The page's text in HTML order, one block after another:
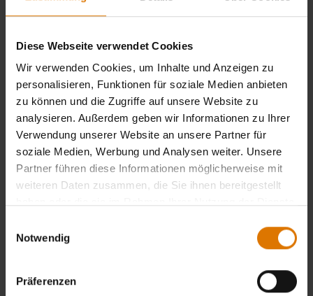
Diese Webseite verwendet Cookies
Wir verwenden Cookies, um Inhalte und Anzeigen zu
personalisieren, Funktionen für soziale Medien anbieten
zu können und die Zugriffe auf unsere Website zu
analysieren. Außerdem geben wir Informationen zu Ihrer
Verwendung unserer Website an unsere Partner für
soziale Medien, Werbung und Analysen weiter. Unsere
Partner führen diese Informationen möglicherweise mit
weiteren Daten zusammen, die Sie ihnen bereitgestellt
Notwendig
Präferenzen
Passend für Weber® Slate® GP Premium
Plancha 71 cm
79,99 €
Temperaturreglereinsatz für Weber®